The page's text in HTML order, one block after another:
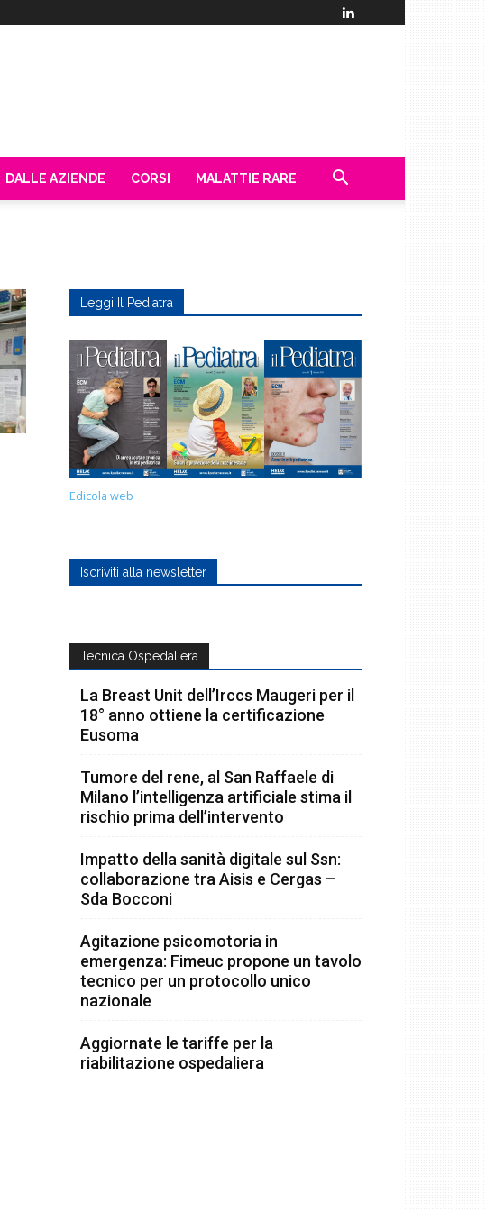
DALLE AZIENDE CORSI MALATTIE RARE
Leggi Il Pediatra
Edicola web
Iscriviti alla newsletter
Tecnica Ospedaliera
La Breast Unit dell’Irccs Maugeri per il
18° anno ottiene la certificazione
Eusoma
Tumore del rene, al San Raffaele di
Milano l’intelligenza artificiale stima il
rischio prima dell’intervento
Impatto della sanità digitale sul Ssn:
collaborazione tra Aisis e Cergas –
Sda Bocconi
Agitazione psicomotoria in
emergenza: Fimeuc propone un tavolo
tecnico per un protocollo unico
nazionale
Aggiornate le tariffe per la
riabilitazione ospedaliera